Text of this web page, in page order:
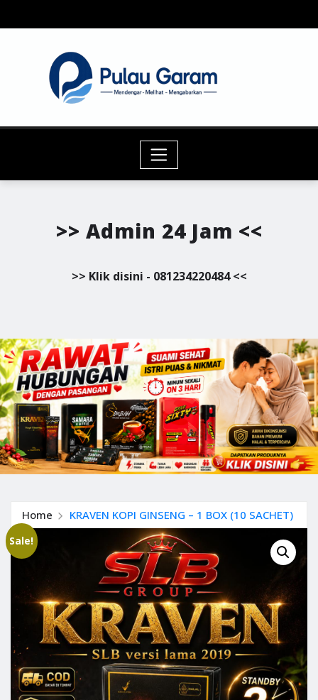
to
>> Admin 24 Jam <<
>> Klik disini - 081234220484 <<
Home KRAVEN KOPI GINSENG – 1 BOX (10 SACHET)
Sale!